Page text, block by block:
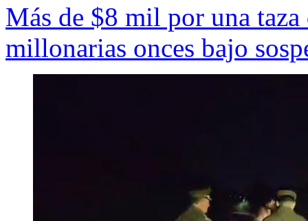
Más de $8 mil por una
millonarias onces bajo